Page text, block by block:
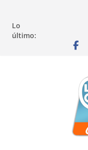
contenido
navegación
contenido
Lo
último: